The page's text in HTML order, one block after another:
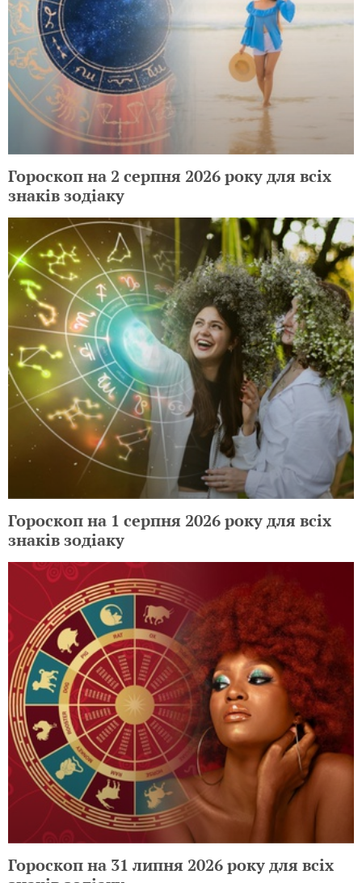
Гороскоп на 2 серпня 2026 року для всіх
знаків зодіаку
Гороскоп на 1 серпня 2026 року для всіх
знаків зодіаку
Гороскоп на 31 липня 2026 року для всіх